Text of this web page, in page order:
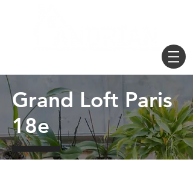
Grand Loft Paris
18e